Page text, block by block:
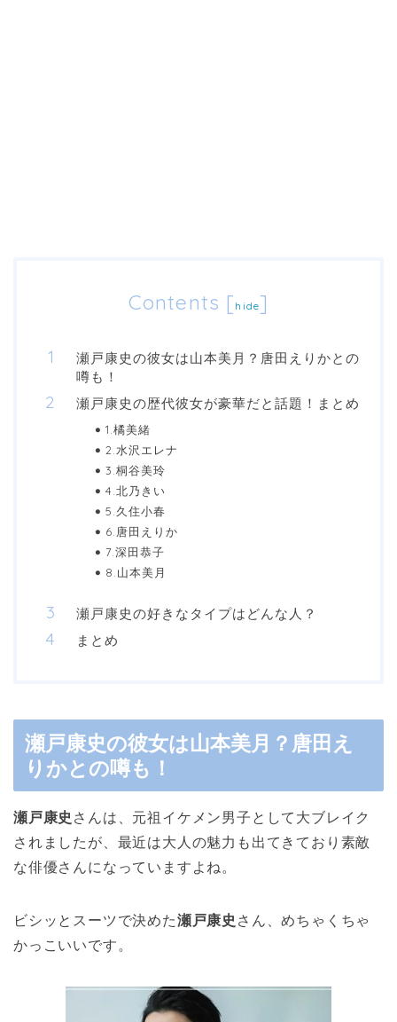
Contents [ hide]
瀬戸康史の彼女は山本美月？唐田えりかとの
噂も！
瀬戸康史の歴代彼女が豪華だと話題！まとめ
1.橘美緒
2.水沢エレナ
3.桐谷美玲
4.北乃きい
5.久住小春
6.唐田えりか
7.深田恭子
8.山本美月
瀬戸康史の好きなタイプはどんな人？
まとめ
瀬戸康史の彼女は山本美月？唐田え
りかとの噂も！
瀬戸康史 さんは、元祖イケメン男子として大ブレイク
されましたが、最近は大人の魅力も出てきており素敵
な俳優さんになっていますよね。
ビシッとスーツで決めた瀬戸康史 さん、めちゃくちゃ
かっこいいです。